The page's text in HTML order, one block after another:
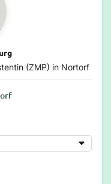
(ZMP) in Nortorf